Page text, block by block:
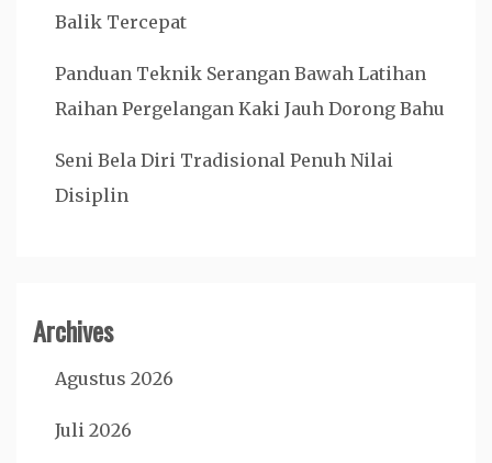
Balik Tercepat
Panduan Teknik Serangan Bawah Latihan
Raihan Pergelangan Kaki Jauh Dorong Bahu
Seni Bela Diri Tradisional Penuh Nilai
Disiplin
Archives
Agustus 2026
Juli 2026